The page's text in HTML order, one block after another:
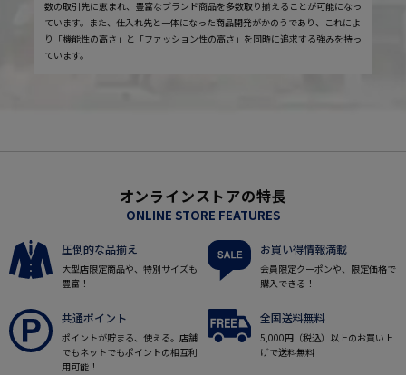
数の取引先に恵まれ、豊富なブランド商品を多数取り揃えることが可能になっ
ています。また、仕入れ先と一体になった商品開発がかのうであり、これによ
り「機能性の高さ」と「ファッション性の高さ」を同時に追求する強みを持っ
ています。
オンラインストアの特長
ONLINE STORE FEATURES
圧倒的な品揃え
大型店限定商品や、特別サイズも
豊富！
お買い得情報満載
会員限定クーポンや、限定価格で
購入できる！
共通ポイント
ポイントが貯まる、使える。店舗
でもネットでもポイントの相互利
用可能！
全国送料無料
5,000円（税込）以上のお買い上
げで送料無料